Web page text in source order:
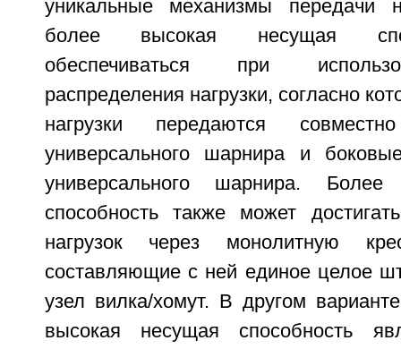
уникальные механизмы передачи
более высокая несущая
обеспечиваться при
распределения нагрузки, согласно
нагрузки передаются
универсального шарнира и
универсального шарнира.
способность также может
нагрузок через монолитную
составляющие с ней единое целое
узел вилка/хомут. В другом
высокая несущая способность